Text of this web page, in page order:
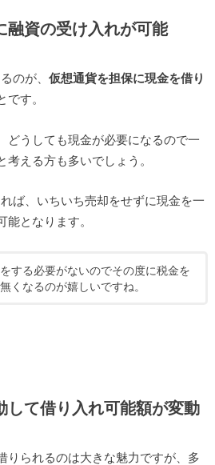
融資の受け入れが可能
のが、 仮想通貨を担保に現金を借り
です。
どうしても現金が必要になるので一
考える方も多いでしょう。
ば、いちいち売却をせずに現金を一
となります。
する必要がないのでその度に税金を
くなるのが嬉しいですね。
して借り入れ可能額が変動
りられるのは大きな魅力ですが、多